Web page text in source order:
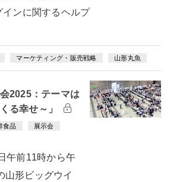
インに関するヘルプ
マーケティング・販売戦略 山形丸魚
2025：テーマは
る幸せ～」
食品 展示会
午前11時から午
山形ビッグウイ